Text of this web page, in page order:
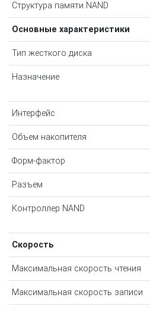
Структура памяти NAND
Основные характеристики
Тип жесткого диска
Назначение
Интерфейс
Объем накопителя
Форм-фактор
Разъем
Контроллер NAND
Скорость
Максимальная скорость чтения
Максимальная скорость записи